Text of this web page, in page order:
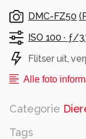
DMC-FZ50 (
ISO 100 · ƒ/
Flitser uit,
Alle foto
Categorie
Tags